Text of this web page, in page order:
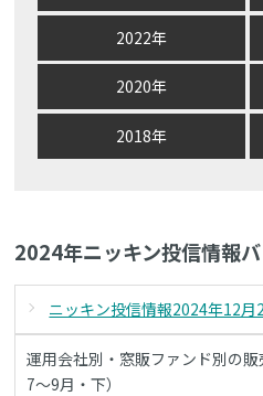
2022年
2020年
2018年
2024年ニッキン投信情報
ニッキン投信情報2024年12月
運用会社別・窓販ファンド別の
7～9月・下）